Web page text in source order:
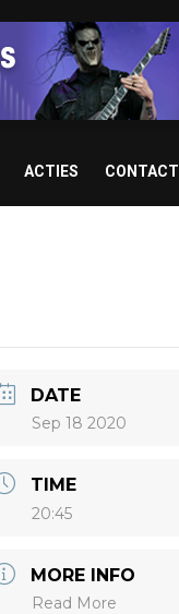
ACTIES CONTACT
DATE
Sep 18 2020
TIME
20:45
MORE INFO
Read More